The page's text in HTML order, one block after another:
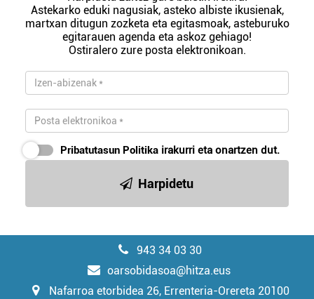
Astekarko eduki nagusiak, asteko albiste ikusienak,
martxan ditugun zozketa eta egitasmoak, asteburuko
egitarauen agenda eta askoz gehiago!
Ostiralero zure posta elektronikoan.
Pribatutasun Politika irakurri eta onartzen dut.
Harpidetu
943 34 03 30
oarsobidasoa@hitza.eus
Nafarroa etorbidea 26, Errenteria-Orereta 20100